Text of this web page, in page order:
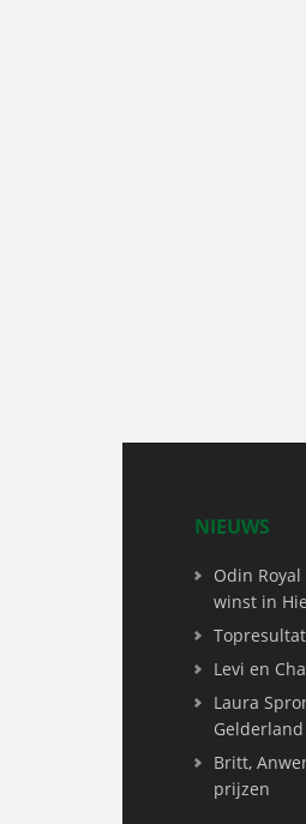
NIEUWS
Odin
winst in
Levi en
Laura
Britt,
prijzen